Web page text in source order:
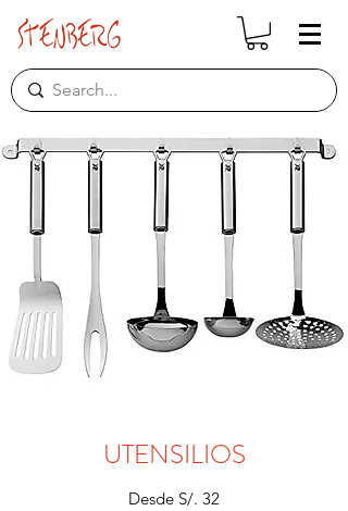
UTENSILIOS
Desde S/. 32